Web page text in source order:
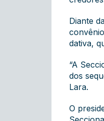
Diante
dativa,
“A
dos
Lara.
O